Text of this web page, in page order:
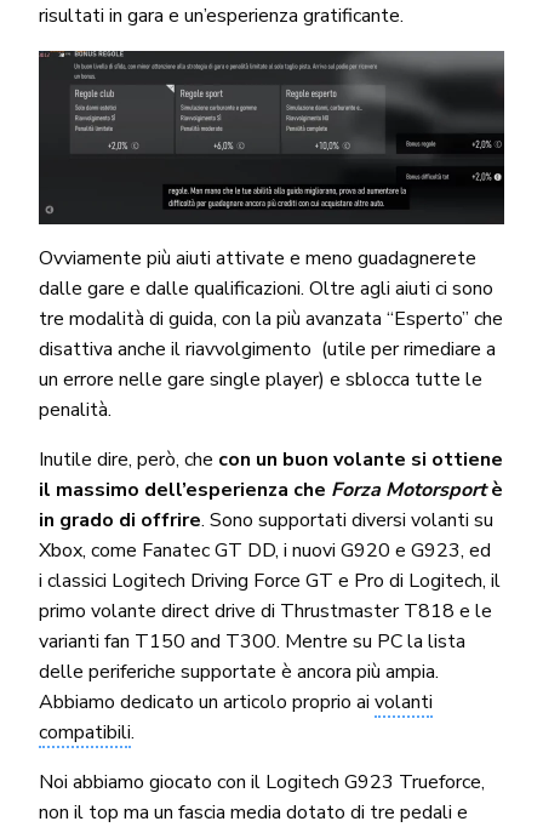
risultati in gara e un’esperienza gratificante.
Ovviamente più aiuti attivate e meno guadagnerete
dalle gare e dalle qualificazioni. Oltre agli aiuti ci sono
tre modalità di guida, con la più avanzata “Esperto” che
disattiva anche il riavvolgimento (utile per rimediare a
un errore nelle gare single player) e sblocca tutte le
penalità.
Inutile dire, però, che con un buon volante si ottiene
il massimo dell’esperienza che Forza Motorsportè
in grado di offrire. Sono supportati diversi volanti su
Xbox, come Fanatec GT DD, i nuovi G920 e G923, ed
i classici Logitech Driving Force GT e Pro di Logitech, il
primo volante direct drive di Thrustmaster T818 e le
varianti fan T150 and T300. Mentre su PC la lista
delle periferiche supportate è ancora più ampia.
Abbiamo dedicato un articolo proprio aivolanti
compatibili.
Noi abbiamo giocato con il Logitech G923 Trueforce,
non il top ma un fascia media dotato di tre pedali e